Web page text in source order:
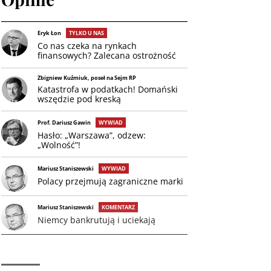
Eryk Łon TYLKO U NAS
Co nas czeka na rynkach
finansowych? Zalecana ostrożność
Zbigniew Kuźmiuk, poseł na Sejm RP
Katastrofa w podatkach! Domański
wszędzie pod kreską
Prof. Dariusz Gawin WYWIAD
Hasło: „Warszawa”, odzew:
„Wolność”!
Mariusz Staniszewski WYWIAD
Polacy przejmują zagraniczne marki
Mariusz Staniszewski KOMENTARZ
Niemcy bankrutują i uciekają